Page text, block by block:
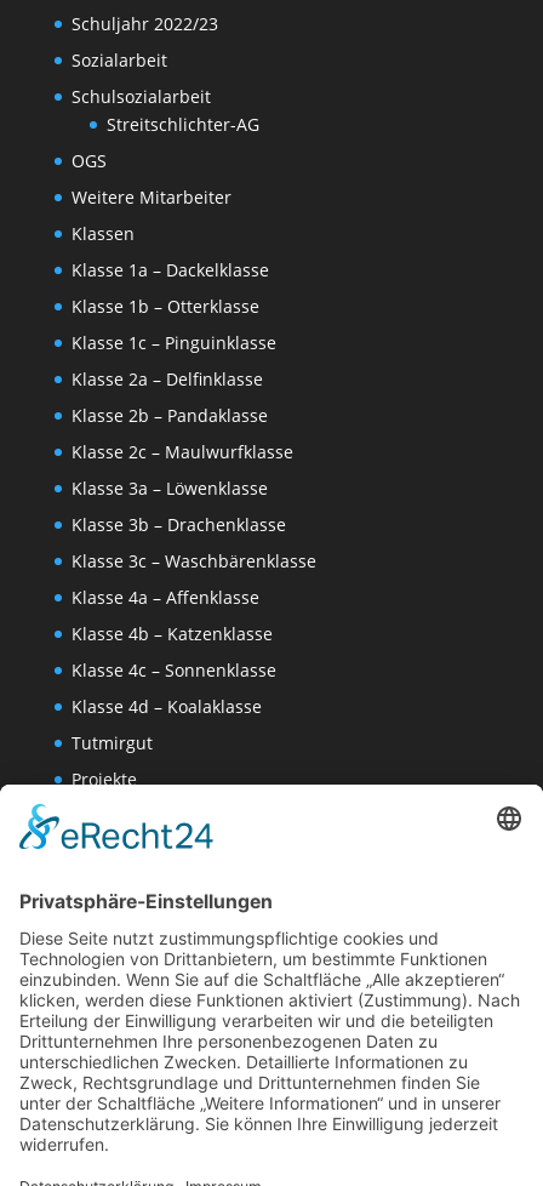
Schuljahr 2022/23
Sozialarbeit
Schulsozialarbeit
Streitschlichter-AG
OGS
Weitere Mitarbeiter
Klassen
Klasse 1a – Dackelklasse
Klasse 1b – Otterklasse
Klasse 1c – Pinguinklasse
Klasse 2a – Delfinklasse
Klasse 2b – Pandaklasse
Klasse 2c – Maulwurfklasse
Klasse 3a – Löwenklasse
Klasse 3b – Drachenklasse
Klasse 3c – Waschbärenklasse
Klasse 4a – Affenklasse
Klasse 4b – Katzenklasse
Klasse 4c – Sonnenklasse
Klasse 4d – Koalaklasse
Tutmirgut
Projekte
Wissenschaften-AG
Datenschutzerklärung
Website Administration